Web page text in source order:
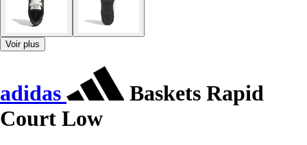
Voir plus
adidas
Baskets Rapid
Court Low